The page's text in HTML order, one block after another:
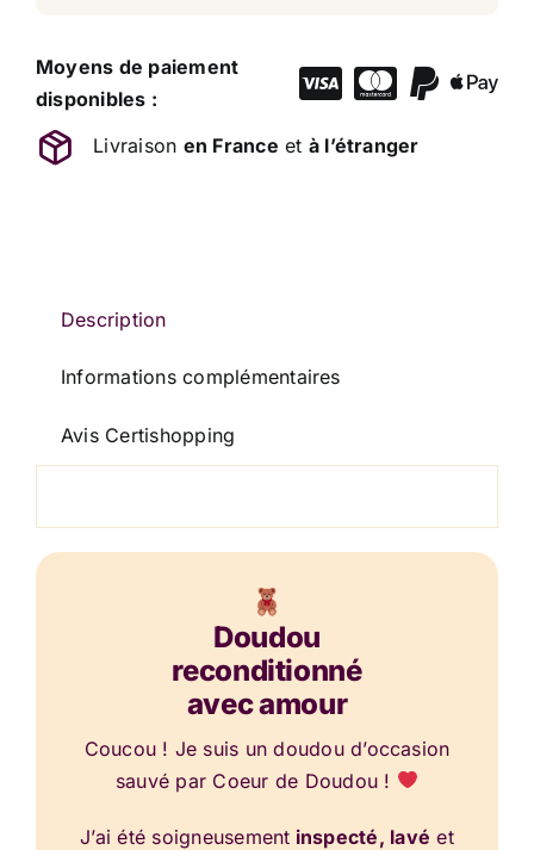
Moyens de paiement
disponibles :
Livraison en France et à l’étranger
Description
Informations complémentaires
Avis Certishopping
Doudou
reconditionné
avec amour
Coucou ! Je suis un doudou d’occasion
sauvé par Coeur de Doudou !
J’ai été soigneusement inspecté, lavé et